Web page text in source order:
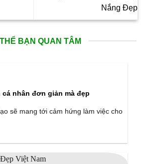
Nắng Đẹp
BẠN QUAN TÂM
nhân đơn giản mà đẹp
sẽ mang tới cảm hứng làm việc cho